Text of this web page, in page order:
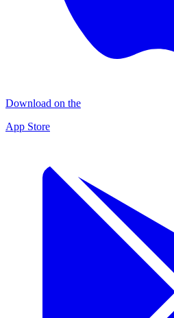
Download on the
App Store